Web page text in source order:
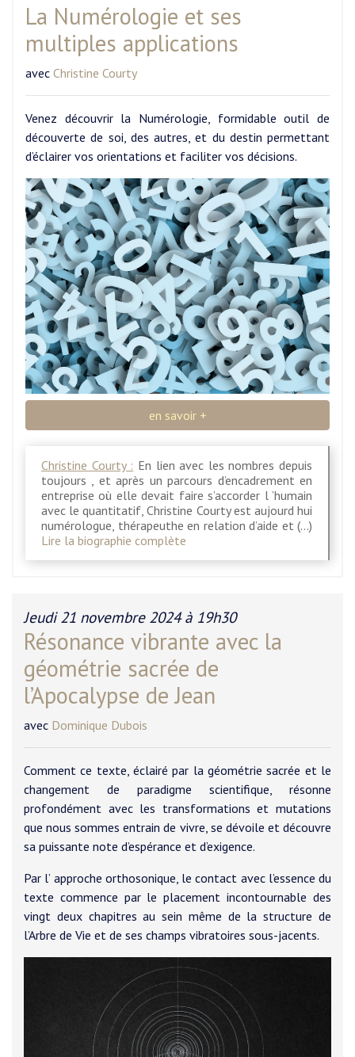
La Numérologie et ses
multiples applications
avec Christine Courty
Venez découvrir la Numérologie, formidable outil de
découverte de soi, des autres, et du destin permettant
d’éclairer vos orientations et faciliter vos décisions.
en savoir +
Christine Courty : En lien avec les nombres depuis
toujours , et après un parcours d’encadrement en
entreprise où elle devait faire s’accorder l ’humain
avec le quantitatif, Christine Courty est aujourd hui
numérologue, thérapeuthe en relation d’aide et (…)
Lire la biographie complète
Jeudi 21 novembre 2024 à 19h30
Résonance vibrante avec la
géométrie sacrée de
l’Apocalypse de Jean
avec Dominique Dubois
Comment ce texte, éclairé par la géométrie sacrée et le
changement de paradigme scientifique, résonne
profondément avec les transformations et mutations
que nous sommes entrain de vivre, se dévoile et découvre
sa puissante note d’espérance et d’exigence.
Par l’ approche orthosonique, le contact avec l’essence du
texte commence par le placement incontournable des
vingt deux chapitres au sein même de la structure de
l’Arbre de Vie et de ses champs vibratoires sous-jacents.